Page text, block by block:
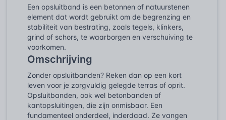
Een opsluitband is een betonnen of natuurstenen
element dat wordt gebruikt om de begrenzing en
stabiliteit van bestrating, zoals tegels, klinkers,
grind of schors, te waarborgen en verschuiving te
voorkomen.
Omschrijving
Zonder opsluitbanden? Reken dan op een kort
leven voor je zorgvuldig gelegde terras of oprit.
Opsluitbanden, ook wel betonbanden of
kantopsluitingen, die zijn onmisbaar. Een
fundamenteel onderdeel, inderdaad. Ze vangen